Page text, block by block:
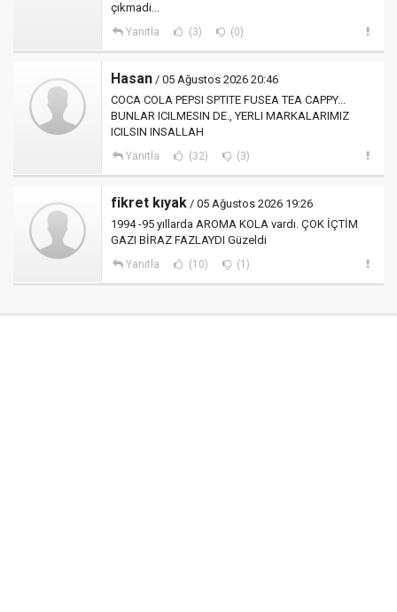
çıkmadi...
Yanıtla (3) (0)
Hasan / 05 Ağustos 2026 20:46
COCA COLA PEPSI SPTITE FUSEA TEA CAPPY...
BUNLAR ICILMESIN DE., YERLI MARKALARIMIZ
ICILSIN INSALLAH
Yanıtla (32) (3)
fikret kıyak / 05 Ağustos 2026 19:26
1994 -95 yıllarda AROMA KOLA vardı. ÇOK İÇTİM
GAZI BİRAZ FAZLAYDI Güzeldi
Yanıtla (10) (1)